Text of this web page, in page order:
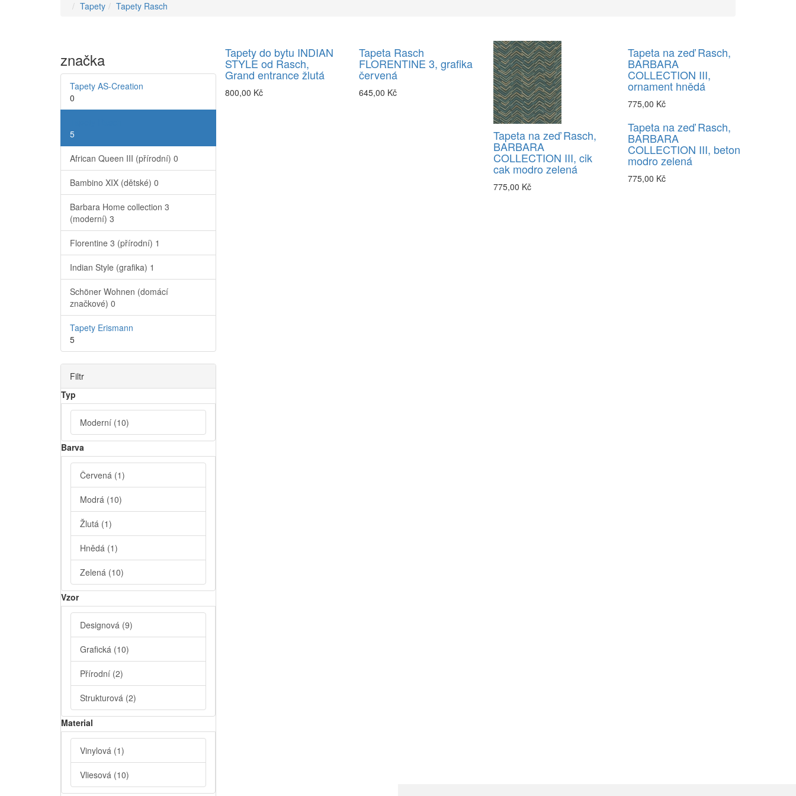
Tapety Tapety Rasch
značka
Tapety AS-Creation
0
5
African Queen III (přírodní) 0
Bambino XIX (dětské) 0
Barbara Home collection 3
(moderní) 3
Florentine 3 (přírodní) 1
Indian Style (grafika) 1
Schöner Wohnen (domácí
značkové) 0
Tapety Erismann
5
Filtr
Typ
Moderní (10)
Barva
Červená (1)
Modrá (10)
Žlutá (1)
Hnědá (1)
Zelená (10)
Vzor
Designová (9)
Grafická (10)
Přírodní (2)
Strukturová (2)
Material
Vinylová (1)
Vliesová (10)
Tapety do bytu INDIAN
STYLE od Rasch,
Grand entrance žlutá
800,00 Kč
Tapeta Rasch
FLORENTINE 3, grafika
červená
645,00 Kč
Tapeta na zeď Rasch,
BARBARA
COLLECTION III, cik
cak modro zelená
775,00 Kč
Tapeta na zeď Rasch,
BARBARA
COLLECTION III,
ornament hnědá
775,00 Kč
Tapeta na zeď Rasch,
BARBARA
COLLECTION III, beton
modro zelená
775,00 Kč